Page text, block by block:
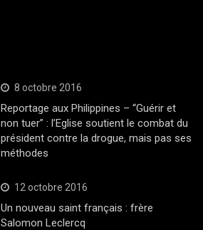
8 octobre 2016
Reportage aux Philippines – “Guérir et
non tuer” : l’Eglise soutient le combat du
président contre la drogue, mais pas ses
méthodes
12 octobre 2016
Un nouveau saint français : frère
Salomon Leclercq